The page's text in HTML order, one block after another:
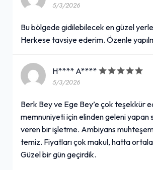
5/3/2026
Bu bölgede gidilebilecek en güzel
Herkese tavsiye ederim. Özenle
H**** A****
5/3/2026
Berk Bey ve Ege Bey’e çok teşekkür
memnuniyeti için elinden geleni yapan
veren bir işletme. Ambiyans
temiz. Fiyatları çok makul, hatta
Güzel bir gün geçirdik.